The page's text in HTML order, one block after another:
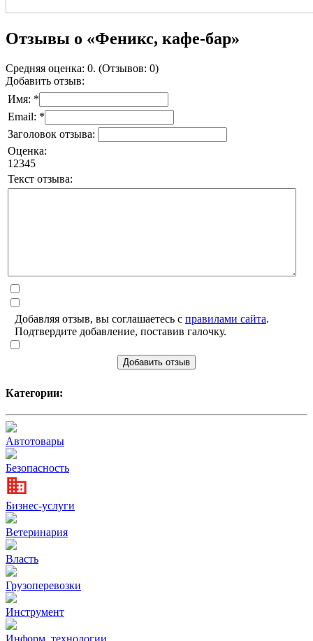
Отзывы о «Феникс, кафе-бар»
Средняя оценка: 0. (Отзывов: 0)
Добавить отзыв:
Имя: *
Email: *
Заголовок отзыва:
Оценка:
1 2345
Текст отзыва:
Добавляя отзыв, вы соглашаетесь с правилами сайта.
Подтвердите добавление, поставив галочку.
Добавить отзыв
Категории:
Автотовары
Безопасность
Бизнес-услуги
Ветеринария
Власть
Грузоперевозки
Инструмент
Информ. технологии